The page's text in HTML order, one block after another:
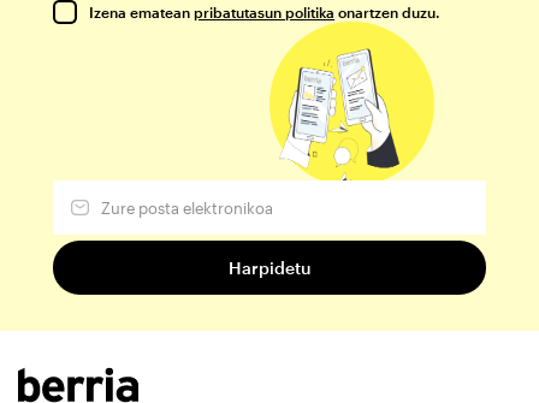
Izena ematean pribatutasun politika onartzen duzu.